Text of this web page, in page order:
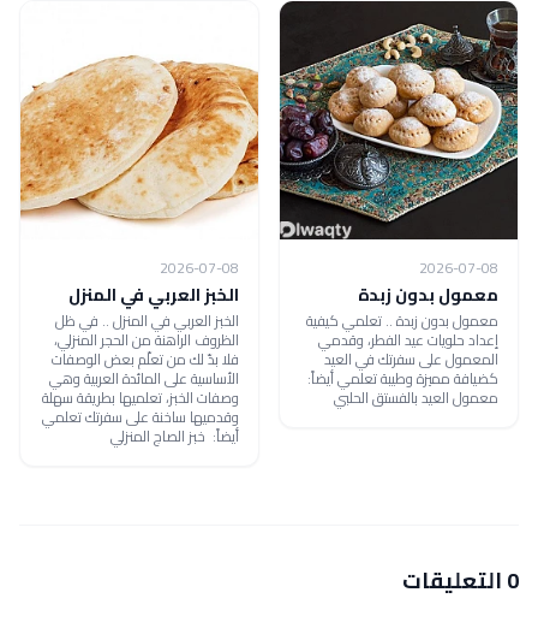
2026-07-08
معمول بدون زبدة
معمول بدون زبدة .. تعلمي كيفية
إعداد حلويات عيد الفطر، وقدمي
المعمول على سفرتك في العيد
كضيافة مميزة وطيبة تعلمي أيضاً:
معمول العيد بالفستق الحلبي
2026-07-08
الخبز العربي في المنزل
الخبز العربي في المنزل .. في ظل
الظروف الراهنة من الحجر المنزلي،
فلا بدّ لك من تعلّم بعض الوصفات
الأساسية على المائدة العربية وهي
وصفات الخبز، تعلميها بطريقة سهلة
وقدميها ساخنة على سفرتك تعلمي
أيضاً: خبز الصاج المنزلي
0 التعليقات